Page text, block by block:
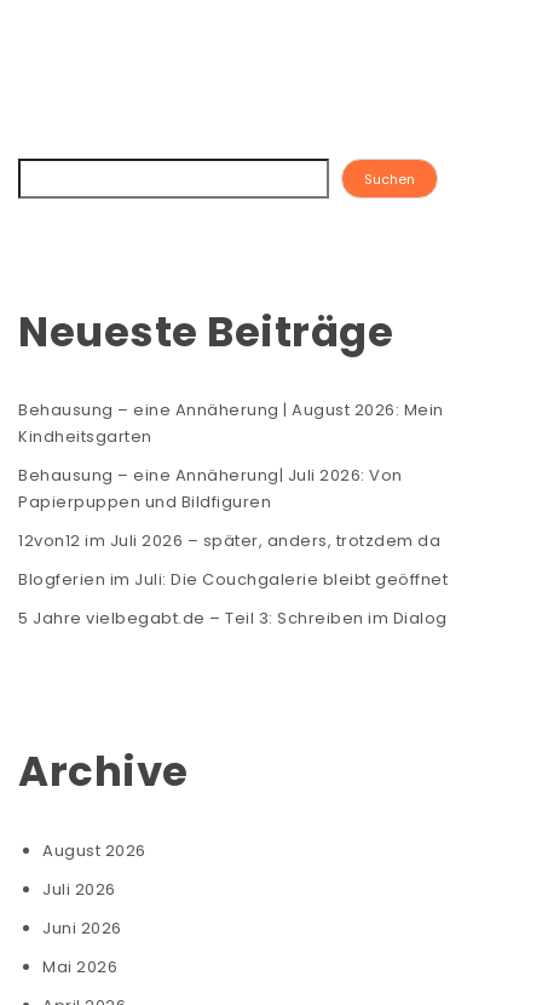
Suchen
Neueste Beiträge
Behausung – eine Annäherung | August 2026: Mein
Kindheitsgarten
Behausung – eine Annäherung| Juli 2026: Von
Papierpuppen und Bildfiguren
12von12 im Juli 2026 – später, anders, trotzdem da
Blogferien im Juli: Die Couchgalerie bleibt geöffnet
5 Jahre vielbegabt.de – Teil 3: Schreiben im Dialog
Archive
August 2026
Juli 2026
Juni 2026
Mai 2026